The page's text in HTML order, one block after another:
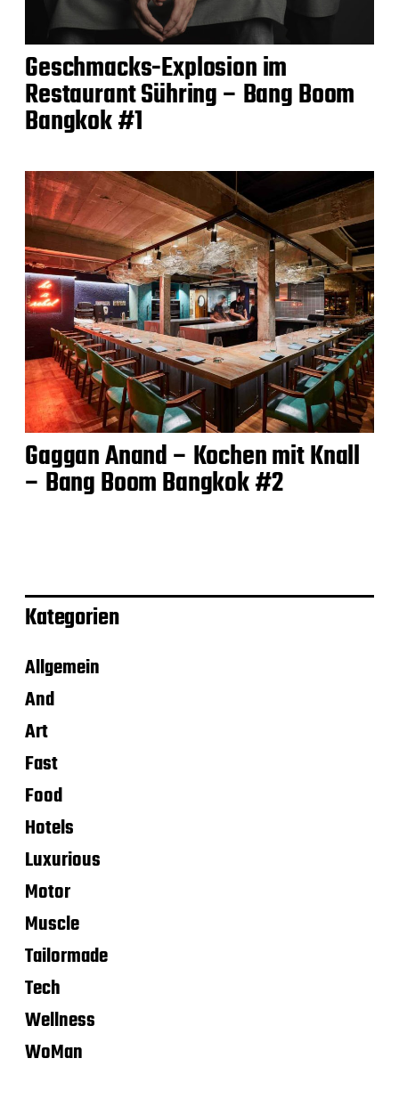
Geschmacks-Explosion im
Restaurant Sühring – Bang Boom
Bangkok #1
Gaggan Anand – Kochen mit Knall
– Bang Boom Bangkok #2
Kategorien
Allgemein
And
Art
Fast
Food
Hotels
Luxurious
Motor
Muscle
Tailormade
Tech
Wellness
WoMan